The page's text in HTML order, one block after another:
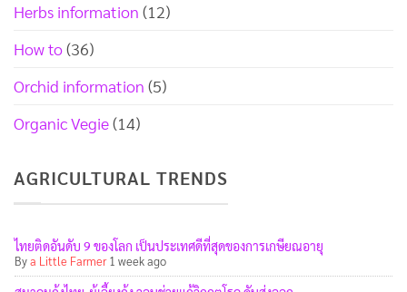
Herbs information (12)
How to(36)
Orchid information (5)
Organic Vegie(14)
AGRICULTURAL TRENDS
ไทยติดอันดับ 9 ของโลก เป็นประเทศดีที่สุดของการเกษียณอายุ
Bya Little Farmer 1 week ago